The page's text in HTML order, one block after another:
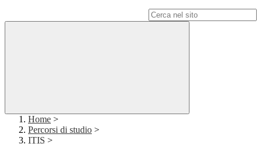
Home >
Percorsi di studio >
ITIS >